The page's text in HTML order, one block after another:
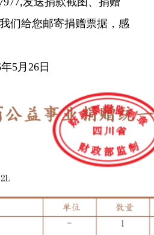
们给您邮寄捐赠票据，感
26日